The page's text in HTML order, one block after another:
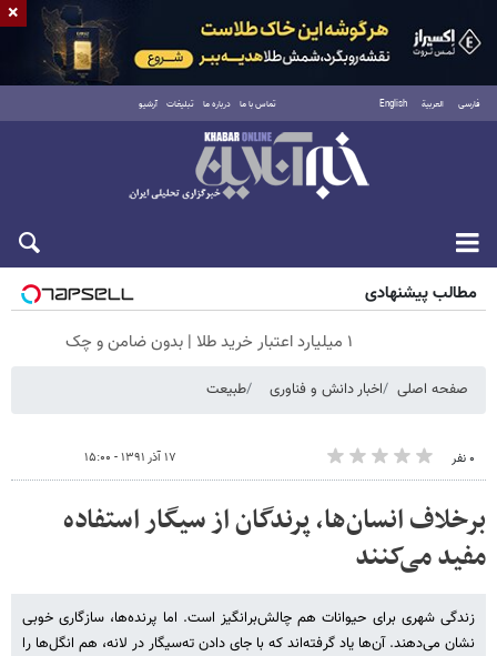
فارسی العربية English تماس با ما درباره ما تبلیغات آرشیو
پنجشنبه ۱۵ مرداد ۱۴۰۵
مطالب پیشنهادی
۱ میلیارد اعتبار خرید طلا | بدون ضامن و چک
صفحه اصلی اخبار دانش و فناوری طبیعت
۰ نفر ۱۷ آذر ۱۳۹۱ - ۱۵:۰۰
برخلاف انسان‌ها، پرندگان از سیگار استفاده
مفید می‌کنند
زندگی شهری برای حیوانات هم چالش‌برانگیز است. اما پرنده‌ها، سازگاری خوبی
نشان می‌دهند. آن‌ها یاد گرفته‌اند که با جای دادن ته‌سیگار در لانه، هم انگل‌ها را
×